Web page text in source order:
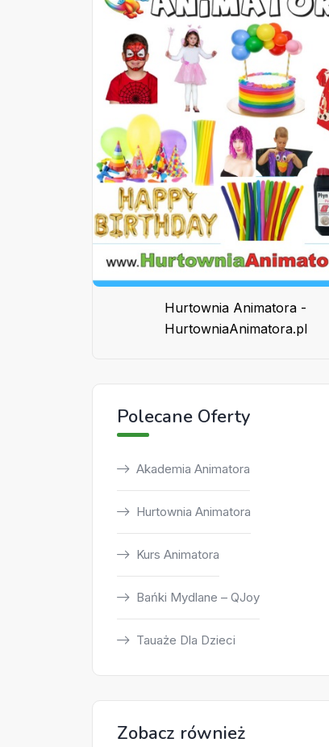
Hurtownia Animatora -
HurtowniaAnimatora.pl
Polecane Oferty
Akademia Animatora
Hurtownia Animatora
Kurs Animatora
Bańki Mydlane – QJoy
Tauaże Dla Dzieci
Zobacz również